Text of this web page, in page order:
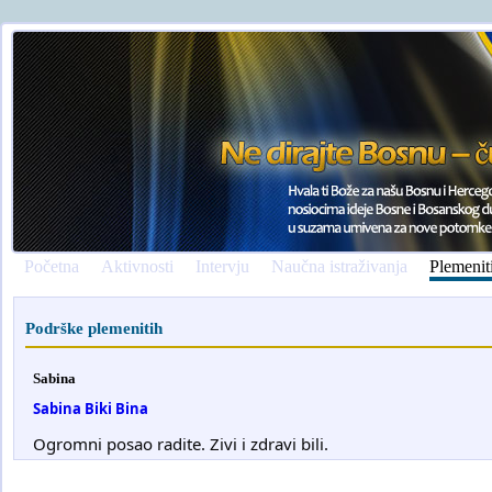
Početna Aktivnosti Intervju Naučna istraživanja
Podrške plemenitih
Sabina
Sabina Biki Bina
Ogromni posao radite. Zivi i zdravi bili.